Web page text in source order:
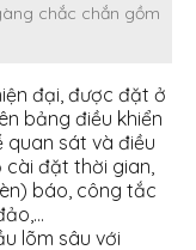
chắc chắn gồm
đại, được đặt ở
bảng điều khiển
sát và điều
đặt thời gian,
báo, công tắc
lõm sâu với